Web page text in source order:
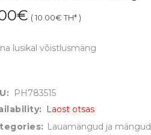
€ (10.00€TH* )
lusikal võistlusmäng
PH783515
Laost otsas
Lauamängud ja mängud